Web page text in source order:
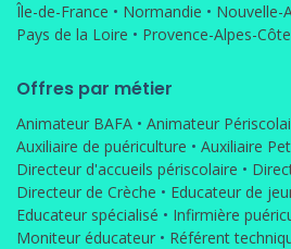
Île-de-France • Normandie • Nouvelle-
Pays de la Loire • Provence-Alpes-
Offres par métier
Animateur BAFA • Animateur
Auxiliaire de puériculture • Auxiliaire
Directeur d'accueils périscolaire •
Directeur de Crèche • Educateur de
Educateur spécialisé • Infirmière
Moniteur éducateur • Référent